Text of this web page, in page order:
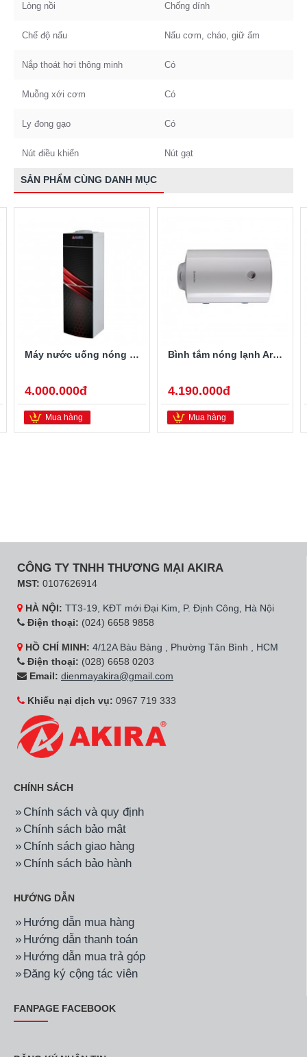
Lòng nồi Chống dính
Chế độ nấu Nấu cơm, cháo, giữ ấm
Nắp thoát hơi thông minh Có
Muỗng xới cơm Có
Ly đong gạo Có
Nút điều khiển Nút gạt
SẢN PHẨM CÙNG DANH MỤC
Máy nước uống nóng lạnh Alaska R-80
4.000.000đ
Mua hàng
Bình tắm nóng lạnh Ariston PRO-R40SH 2.5FE 40 Lít
4.190.000đ
Mua hàng
CÔNG TY TNHH THƯƠNG MẠI AKIRA
MST: 0107626914
HÀ NỘI: TT3-19, KĐT mới Đại Kim, P. Định Công, Hà Nội
Điện thoại: (024) 6658 9858
HỒ CHÍ MINH: 4/12A Bàu Bàng , Phường Tân Bình , HCM
Điện thoại: (028) 6658 0203
Email: dienmayakira@gmail.com
Khiếu nại dịch vụ: 0967 719 333
CHÍNH SÁCH
Chính sách và quy định
Chính sách bảo mật
Chính sách giao hàng
Chính sách bảo hành
HƯỚNG DẪN
Hướng dẫn mua hàng
Hướng dẫn thanh toán
Hướng dẫn mua trả góp
Đăng ký cộng tác viên
FANPAGE FACEBOOK